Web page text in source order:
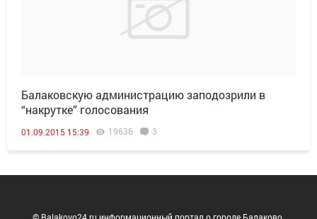
Балаковскую администрацию заподозрили в
“накрутке” голосования
01.09.2015 15:39 19636 3